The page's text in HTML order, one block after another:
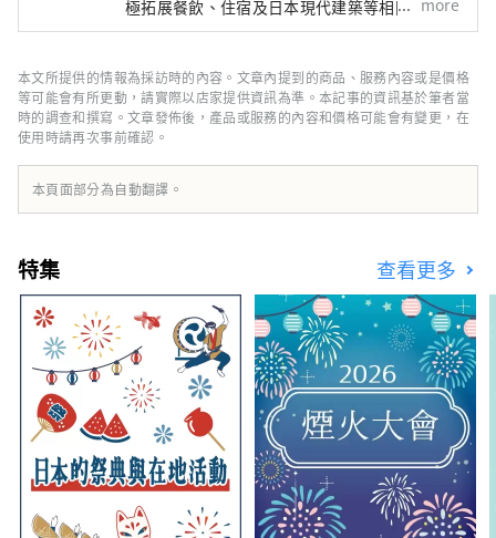
極拓展餐飲、住宿及日本現代建築等相關服務。
旗下於日本當地營運的旅宿事業，以「向世界推
過結合建築、飲食與工藝等元素，打造能夠透過
五感全方位體驗的文化娛樂空間。 旅客可在融
合現代日式建築美學的空間中，享受獨特的住宿
體驗；亦可造訪位於東京乃木坂、以1900年左
右──象徵西方文化初入日本的年代──為靈感
所設計的西式建築風格咖啡廳，品味精緻餐點；
本文所提供的情報為採訪時的內容。文章內提到的商品、服務內容或是價格
等可能會有所更動，請實際以店家提供資訊為準。本記事的資訊基於筆者當
時的調查和撰寫。文章發佈後，產品或服務的內容和價格可能會有變更，在
使用時請再次事前確認。
本頁面部分為自動翻譯。
特集 查看更多